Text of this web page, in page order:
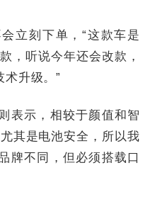
立刻下单，“这款车是
，听说今年还会改款，
升级。”
表示，相较于颜值和智
其是电池安全，所以我
牌不同，但必须搭载口